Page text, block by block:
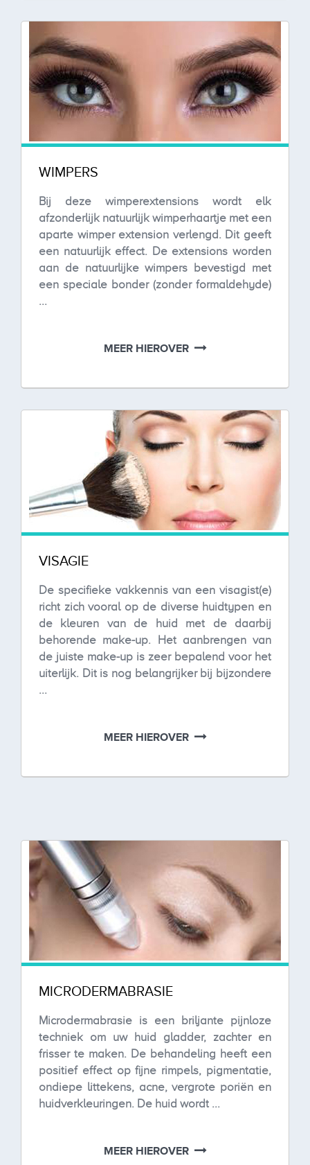
WIMPERS
Bij deze wimperextensions wordt elk
afzonderlijk natuurlijk wimperhaartje met een
aparte wimper extension verlengd. Dit geeft
een natuurlijk effect. De extensions worden
aan de natuurlijke wimpers bevestigd met
een speciale bonder (zonder formaldehyde)
...
MEER HIEROVER
VISAGIE
De specifieke vakkennis van een visagist(e)
richt zich vooral op de diverse huidtypen en
de kleuren van de huid met de daarbij
behorende make-up. Het aanbrengen van
de juiste make-up is zeer bepalend voor het
uiterlijk. Dit is nog belangrijker bij bijzondere
...
MEER HIEROVER
MICRODERMABRASIE
Microdermabrasie is een briljante pijnloze
techniek om uw huid gladder, zachter en
frisser te maken. De behandeling heeft een
positief effect op fijne rimpels, pigmentatie,
ondiepe littekens, acne, vergrote poriën en
huidverkleuringen. De huid wordt ...
MEER HIEROVER